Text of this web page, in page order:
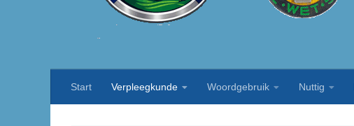
Start Verpleegkunde Woordgebruik Nuttig